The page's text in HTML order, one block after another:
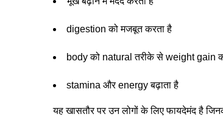
digestion को मजबूत करता है
body को natural तरीके से weight gain
stamina और energy बढ़ाता है
यह खासतौर पर उन लोगों के लिए फायदेमंद है